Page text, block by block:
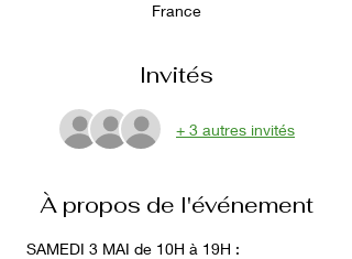
France
Invités
+ 3 autres invités
À propos de l'événement
SAMEDI 3 MAI de 10H à 19H :